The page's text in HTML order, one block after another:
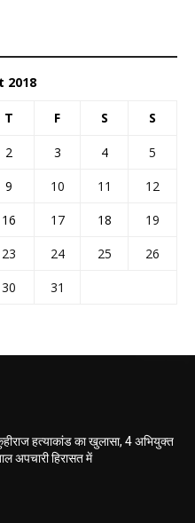
2018
T F S S
2 3 4
5
9 10 11
12
16 17 18
19
23 24 25
26
30
31
हत्याकांड का खुलासा, 4 अभियुक्त
अपचारी हिरासत में